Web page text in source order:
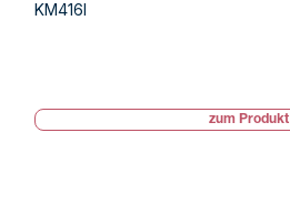
KM416I
zum Produkt